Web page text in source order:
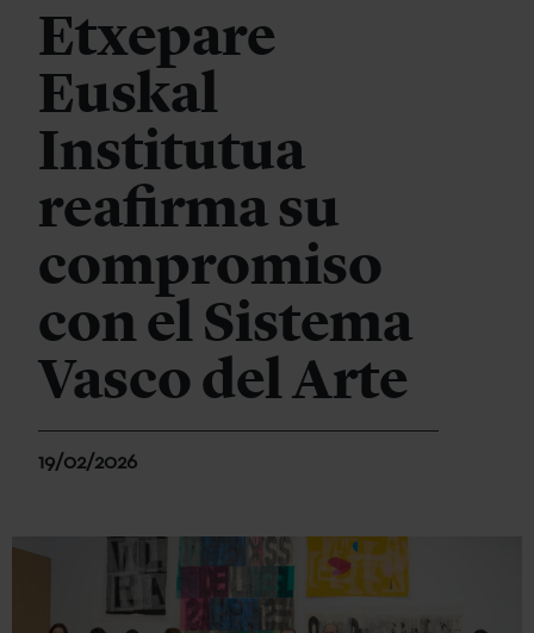
Etxepare
Euskal
Institutua
reafirma su
compromiso
con el Sistema
Vasco del Arte
19/02/2026